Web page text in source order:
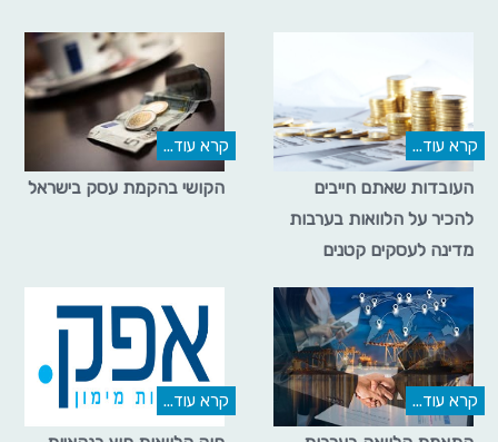
קרא עוד...
העובדות שאתם חייבים
להכיר על הלוואות בערבות
מדינה לעסקים קטנים
קרא עוד...
הקושי בהקמת עסק בישראל
קרא עוד... קרא עוד...